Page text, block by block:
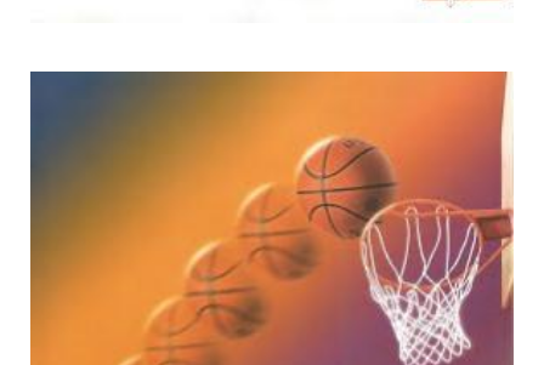
Que lluny ens ha portat! 75
anys del Club de Bàsquet
l'Hospitalet